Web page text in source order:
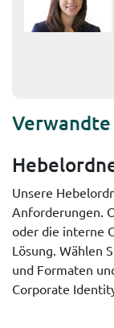
Unsere
Anforderungen.
oder die interne
Lösung. Wählen
und Formaten
Corporate